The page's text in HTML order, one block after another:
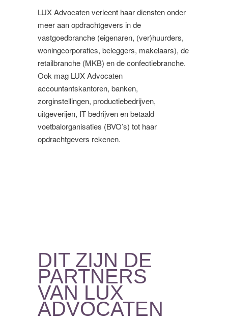
LUX Advocaten verleent haar diensten onder
meer aan opdrachtgevers in de
vastgoedbranche (eigenaren, (ver)huurders,
woningcorporaties, beleggers, makelaars), de
retailbranche (MKB) en de confectiebranche.
Ook mag LUX Advocaten
accountantskantoren, banken,
zorginstellingen, productiebedrijven,
uitgeverijen, IT bedrijven en betaald
voetbalorganisaties (BVO’s) tot haar
opdrachtgevers rekenen.
DIT ZIJN DE
PARTNERS
VAN LUX
ADVOCATEN